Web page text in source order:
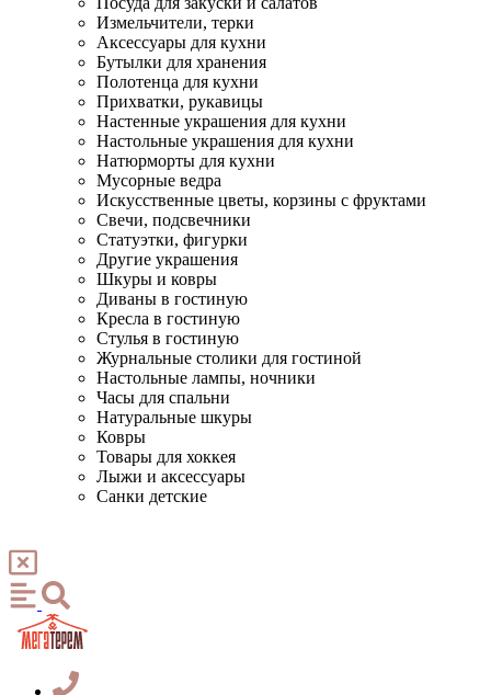
Измельчители, терки
Аксессуары для кухни
Бутылки для хранения
Полотенца для кухни
Прихватки, рукавицы
Настенные украшения для кухни
Настольные украшения для кухни
Натюрморты для кухни
Мусорные ведра
Искусственные цветы, корзины с фруктами
Свечи, подсвечники
Статуэтки, фигурки
Другие украшения
Шкуры и ковры
Диваны в гостиную
Кресла в гостиную
Стулья в гостиную
Журнальные столики для гостиной
Настольные лампы, ночники
Часы для спальни
Натуральные шкуры
Ковры
Товары для хоккея
Лыжи и аксессуары
Санки детские